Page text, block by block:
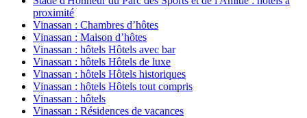
proximité
Vinassan : Chambres d’hôtes
Vinassan : Maison d’hôtes
Vinassan : hôtels Hôtels avec bar
Vinassan : hôtels Hôtels de luxe
Vinassan : hôtels Hôtels historiques
Vinassan : hôtels Hôtels tout compris
Vinassan : hôtels
Vinassan : Résidences de vacances